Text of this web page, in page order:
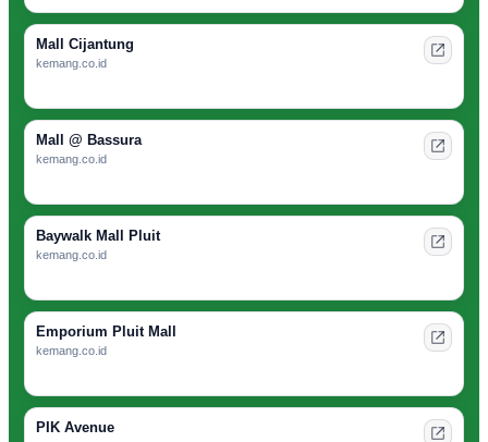
Mall Cijantung
kemang.co.id
Mall @ Bassura
kemang.co.id
Baywalk Mall Pluit
kemang.co.id
Emporium Pluit Mall
kemang.co.id
PIK Avenue